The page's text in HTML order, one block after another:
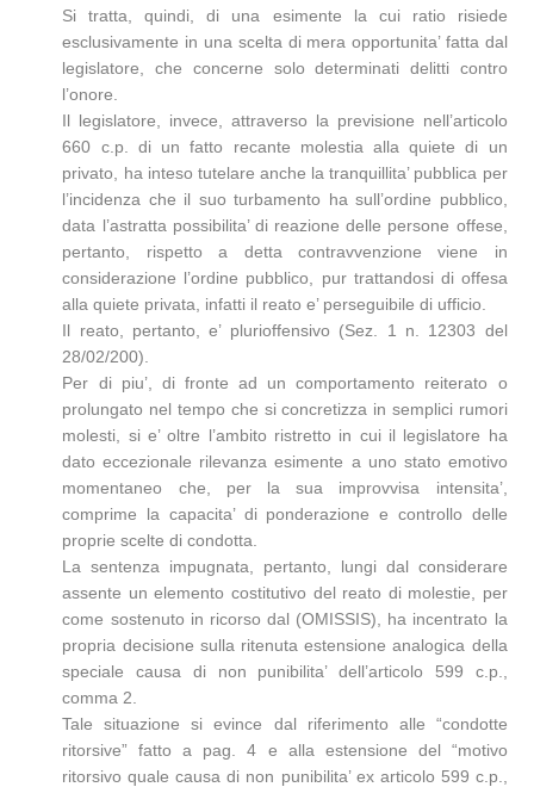
Si tratta, quindi, di una esimente la cui ratio risiede
esclusivamente in una scelta di mera opportunita’ fatta dal
legislatore, che concerne solo determinati delitti contro
l’onore.
Il legislatore, invece, attraverso la previsione nell’articolo
660 c.p. di un fatto recante molestia alla quiete di un
privato, ha inteso tutelare anche la tranquillita’ pubblica per
l’incidenza che il suo turbamento ha sull’ordine pubblico,
data l’astratta possibilita’ di reazione delle persone offese,
pertanto, rispetto a detta contravvenzione viene in
considerazione l’ordine pubblico, pur trattandosi di offesa
alla quiete privata, infatti il reato e’ perseguibile di ufficio.
Il reato, pertanto, e’ plurioffensivo (Sez. 1 n. 12303 del
28/02/200).
Per di piu’, di fronte ad un comportamento reiterato o
prolungato nel tempo che si concretizza in semplici rumori
molesti, si e’ oltre l’ambito ristretto in cui il legislatore ha
dato eccezionale rilevanza esimente a uno stato emotivo
momentaneo che, per la sua improvvisa intensita’,
comprime la capacita’ di ponderazione e controllo delle
proprie scelte di condotta.
La sentenza impugnata, pertanto, lungi dal considerare
assente un elemento costitutivo del reato di molestie, per
come sostenuto in ricorso dal (OMISSIS), ha incentrato la
propria decisione sulla ritenuta estensione analogica della
speciale causa di non punibilita’ dell’articolo 599 c.p.,
comma 2.
Tale situazione si evince dal riferimento alle “condotte
ritorsive” fatto a pag. 4 e alla estensione del “motivo
ritorsivo quale causa di non punibilita’ ex articolo 599 c.p.,